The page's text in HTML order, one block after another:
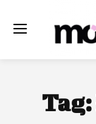
Tag: